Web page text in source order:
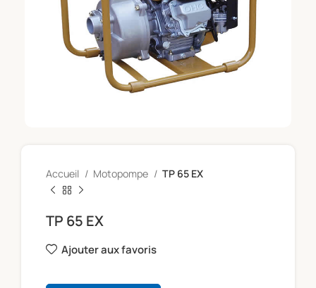
Accueil Motopompe TP 65 EX
TP 65 EX
Ajouter aux favoris